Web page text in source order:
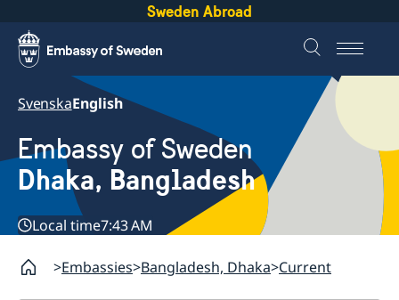
Sweden Abroad
SvenskaEnglish
Embassy of Sweden
Dhaka, Bangladesh
Local time7:43 AM
Embassies Bangladesh, Dhaka Current